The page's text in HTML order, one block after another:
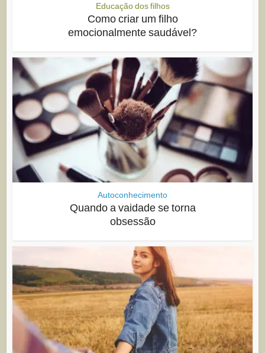
Educação dos filhos
Como criar um filho
emocionalmente saudável?
Autoconhecimento
Quando a vaidade se torna
obsessão